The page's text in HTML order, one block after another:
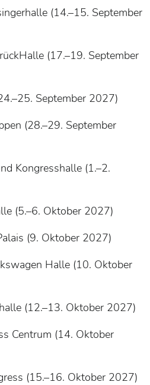
(14.–15. September
(17.–19. September
September 2027)
(28.–29. September
Kongresshalle (1.–2.
(5.–6. Oktober 2027)
(9. Oktober 2027)
Halle (10. Oktober
(12.–13. Oktober 2027)
Centrum (14. Oktober
(15.–16. Oktober 2027)